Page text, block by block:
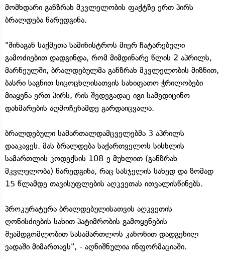
მომხდარი განზრახ მკვლელობის ფაქტზე ერთ პირს
ბრალდება წარუდგინა.
"შინაგან საქმეთა სამინისტროს მიერ ჩატარებული
გამოძიებით დადგინდა, რომ მიმდინარე წლის 2 აპრილს,
მარნეულში, ბრალდებულმა განზრახ მკვლელობის მიზნით,
ბასრი საგნით სიცოცხლისათვის სახიფათო ჭრილობები
მიაყენა ერთ პირს, რის შედეგადაც იგი სამედიცინო
დახმარების აღმოჩენამდე გარდაიცვალა.
ბრალდებული სამართალდამცველებმა 3 აპრილს
დააკავეს. მას ბრალდება საქართველოს სისხლის
სამართლის კოდექსის 108-ე მუხლით (განზრახ
მკვლელობა) წარედგინა, რაც სასჯელის სახედ და ზომად
15 წლამდე თავისუფლების აღკვეთას ითვალისწინებს.
პროკურატურა ბრალდებულისათვის აღკვეთის
ღონისძიების სახით პატიმრობის გამოყენების
შუამდგომლობით სასამართლოს კანონით დადგენილ
ვადაში მიმართავს", - აღნიშნულია ინფორმაციაში.